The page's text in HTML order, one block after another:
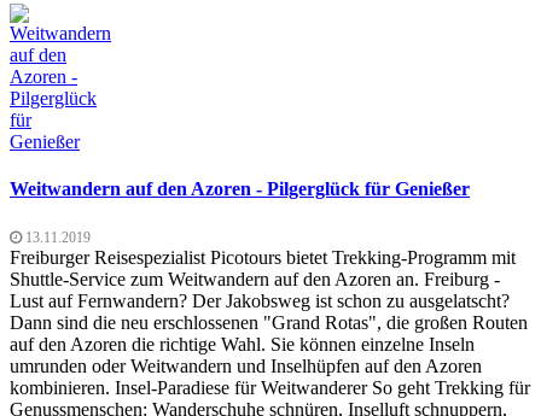
Weitwandern auf den Azoren - Pilgerglück für Genießer
13.11.2019
Freiburger Reisespezialist Picotours bietet Trekking-Programm mit
Shuttle-Service zum Weitwandern auf den Azoren an. Freiburg -
Lust auf Fernwandern? Der Jakobsweg ist schon zu ausgelatscht?
Dann sind die neu erschlossenen "Grand Rotas", die großen Routen
auf den Azoren die richtige Wahl. Sie können einzelne Inseln
umrunden oder Weitwandern und Inselhüpfen auf den Azoren
kombinieren. Insel-Paradiese für Weitwanderer So geht Trekking für
Genussmenschen: Wanderschuhe schnüren, Inselluft schnuppern,